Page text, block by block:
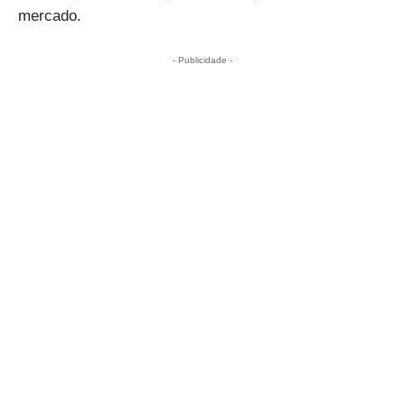
mercado.
- Publicidade -